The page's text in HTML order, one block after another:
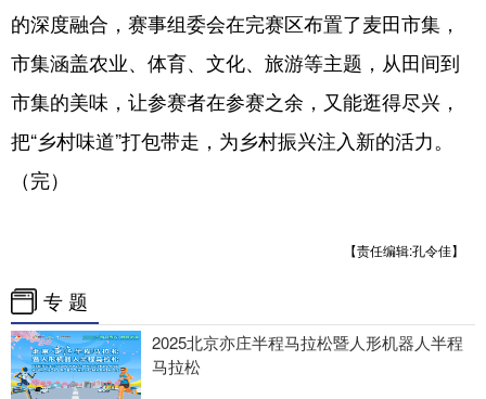
的深度融合，赛事组委会在完赛区布置了麦田市集，
市集涵盖农业、体育、文化、旅游等主题，从田间到
市集的美味，让参赛者在参赛之余，又能逛得尽兴，
把“乡村味道”打包带走，为乡村振兴注入新的活力。
（完）
【责任编辑:孔令佳】
专 题
2025北京亦庄半程马拉松暨人形机器人半程
马拉松